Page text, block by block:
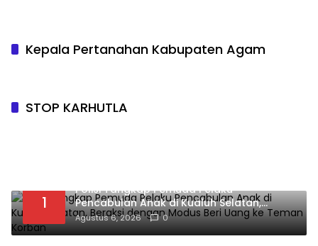
Kepala Pertanahan Kabupaten Agam
STOP KARHUTLA
1
Polisi Tangkap Pemuda Pelaku
Pencabulan Anak di Kualuh Selatan,
Beraksi dengan Modus Beri Uang ke
Teman Korban
Agustus 6, 2026 0